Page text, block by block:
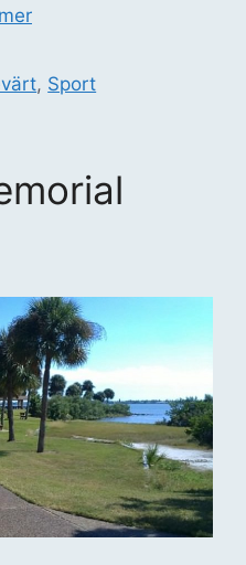
, Sport